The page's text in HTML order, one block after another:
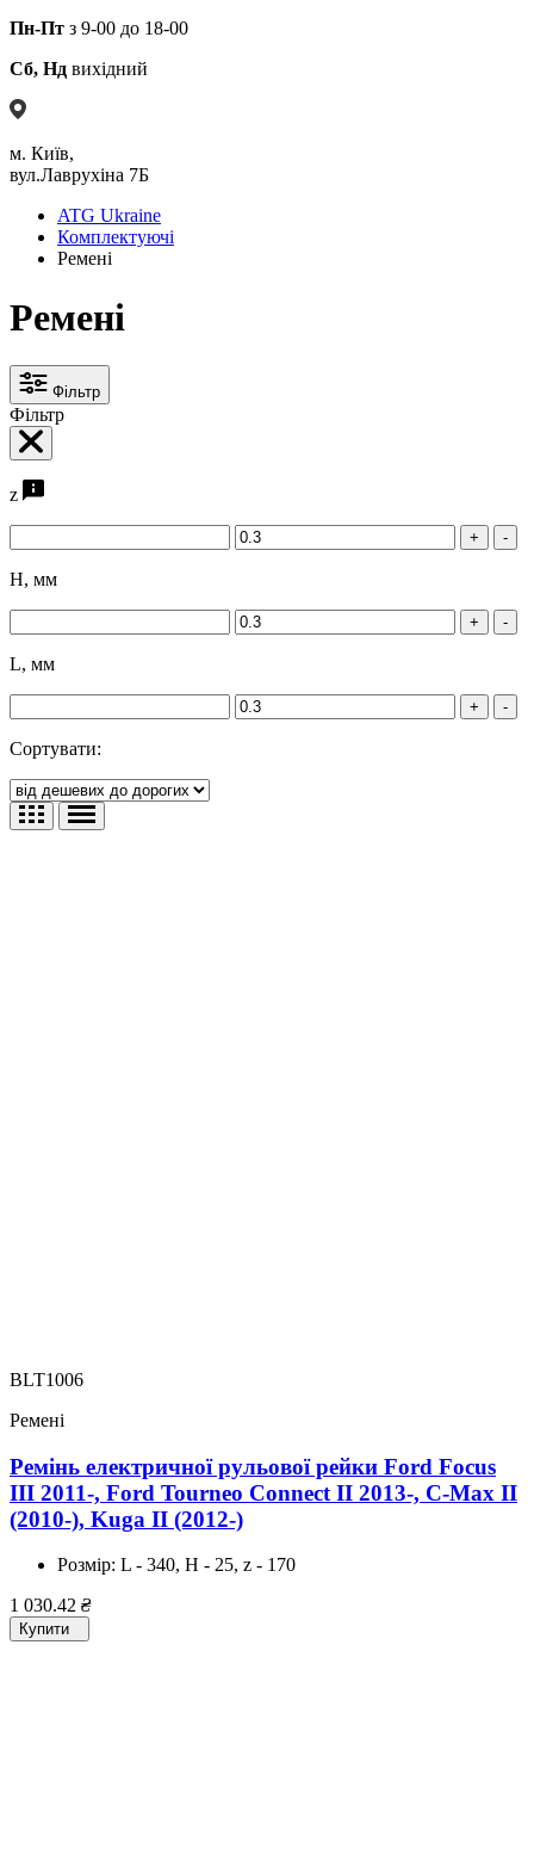
Пн-Пт з 9-00 до 18-00
Сб, Нд вихідний
м. Київ,
вул.Лаврухіна 7Б
ATG Ukraine
Комплектуючі
Ремені
Ремені
Фільтр
Фільтр
z
+ -
H, мм
+ -
L, мм
+ -
Сортувати:
BLT1006
Ремені
Ремінь електричної рульової рейки Ford Focus
III 2011-, Ford Tourneo Connect II 2013-, C-Max II
(2010-), Kuga II (2012-)
Розмір: L - 340, H - 25, z - 170
1 030.42 ₴
Купити